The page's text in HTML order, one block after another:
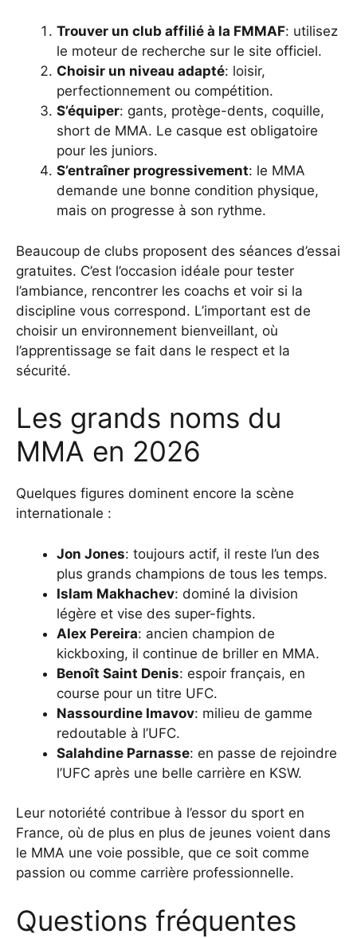
Trouver un club affilié à la FMMAF: utilisez
le moteur de recherche sur le site officiel.
Choisir un niveau adapté: loisir,
perfectionnement ou compétition.
S’équiper: gants, protège-dents, coquille,
short de MMA. Le casque est obligatoire
pour les juniors.
S’entraîner progressivement: le MMA
demande une bonne condition physique,
mais on progresse à son rythme.
Beaucoup de clubs proposent des séances d’essai
gratuites. C’est l’occasion idéale pour tester
l’ambiance, rencontrer les coachs et voir si la
discipline vous correspond. L’important est de
choisir un environnement bienveillant, où
l’apprentissage se fait dans le respect et la
sécurité.
Les grands noms du
MMA en 2026
Quelques figures dominent encore la scène
internationale :
Jon Jones: toujours actif, il reste l’un des
plus grands champions de tous les temps.
Islam Makhachev: dominé la division
légère et vise des super-fights.
Alex Pereira: ancien champion de
kickboxing, il continue de briller en MMA.
Benoît Saint Denis: espoir français, en
course pour un titre UFC.
Nassourdine Imavov: milieu de gamme
redoutable à l’UFC.
Salahdine Parnasse: en passe de rejoindre
l’UFC après une belle carrière en KSW.
Leur notoriété contribue à l’essor du sport en
France, où de plus en plus de jeunes voient dans
le MMA une voie possible, que ce soit comme
passion ou comme carrière professionnelle.
Questions fréquentes